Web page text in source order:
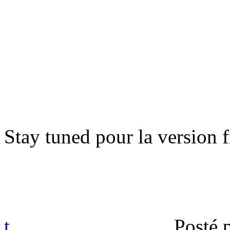
Stay tuned pour la version